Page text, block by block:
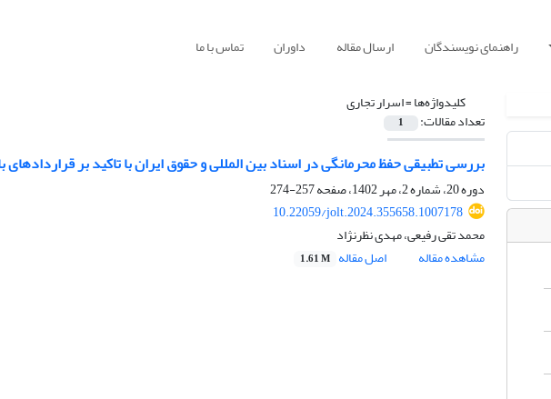
راهنمای نویسندگان ارسال مقاله داوران تماس با ما
کلیدواژه‌ها =اسرار تجاری
تعداد مقالات: 1
بررسی تطبیقی حفظ محرمانگی در اسناد بین المللی و حقوق ایران با تاکید بر قراردادهای
دوره 20، شماره 2، مهر 1402، صفحه
257-274
10.22059/jolt.2024.355658.1007178
محمد تقی رفیعی، مهدی نظرنژاد
مشاهده مقاله
اصل مقاله 1.61 M